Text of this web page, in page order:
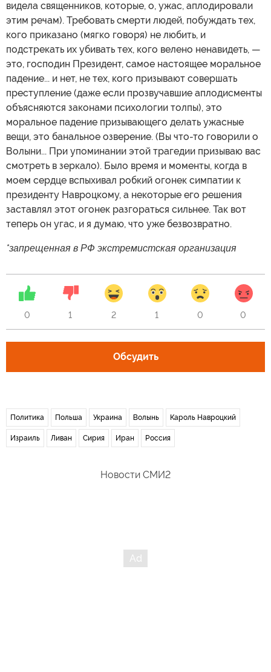
видела священников, которые, о, ужас, аплодировали
этим речам). Требовать смерти людей, побуждать тех,
кого приказано (мягко говоря) не любить, и
подстрекать их убивать тех, кого велено ненавидеть, —
это, господин Президент, самое настоящее моральное
падение... и нет, не тех, кого призывают совершать
преступление (даже если прозвучавшие аплодисменты
объясняются законами психологии толпы), это
моральное падение призывающего делать ужасные
вещи, это банальное озверение. (Вы что-то говорили о
Волыни... При упоминании этой трагедии призываю вас
смотреть в зеркало). Было время и моменты, когда в
моем сердце вспыхивал робкий огонек симпатии к
президенту Навроцкому, а некоторые его решения
заставлял этот огонек разгораться сильнее. Так вот
теперь он угас, и я думаю, что уже безвозвратно.
*запрещенная в РФ экстремистская организация
0 1 2 1 0 0
Обсудить
Политика Польша Украина Волынь Кароль Навроцкий
Израиль Ливан Сирия Иран Россия
Новости СМИ2